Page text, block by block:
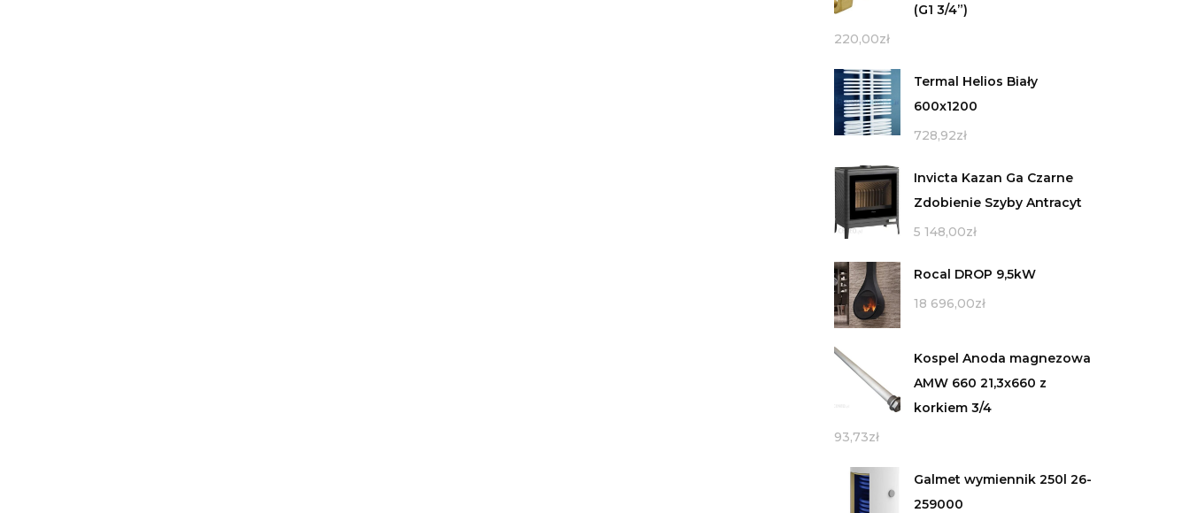
(G1 3/4”)
220,00zł
Termal Helios Biały
600x1200
728,92zł
Invicta Kazan Ga Czarne
Zdobienie Szyby Antracyt
5 148,00zł
Rocal DROP 9,5kW
18 696,00zł
Kospel Anoda magnezowa
AMW 660 21,3x660 z
korkiem 3/4
93,73zł
Galmet wymiennik 250l 26-
259000